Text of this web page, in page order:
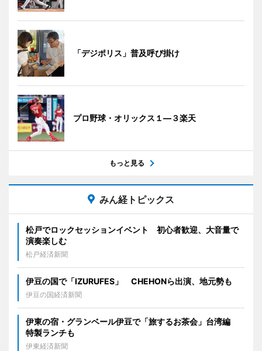
「デジポリス」普及呼び掛け
プロ野球・オリックス１―３楽天
もっと見る
みん経トピックス
松戸でロックセッションイベント 初心者歓迎、大音量で
演奏楽しむ
松戸経済新聞
伊豆の国で「IZURUFES」 CHEHONら出演、地元勢も
伊豆の国経済新聞
伊東の宿・グランベール伊豆で「旅するお茶会」台湾編
特製ランチも
伊東経済新聞